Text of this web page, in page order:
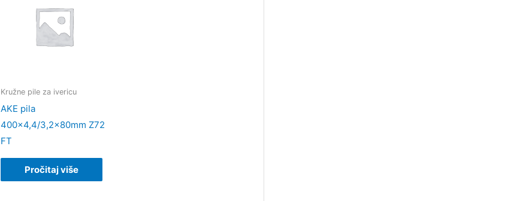
Kružne pile za ivericu
AKE pila
400×4,4/3,2x80mm Z72
FT
Pročitaj više